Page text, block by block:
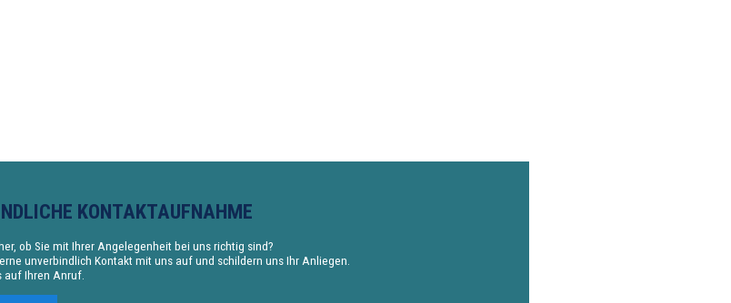
KONTAKTAUFNAHME
ob Sie mit Ihrer Angelegenheit bei uns richtig sind?
unverbindlich Kontakt mit uns auf und schildern uns Ihr Anliegen.
auf Ihren Anruf.